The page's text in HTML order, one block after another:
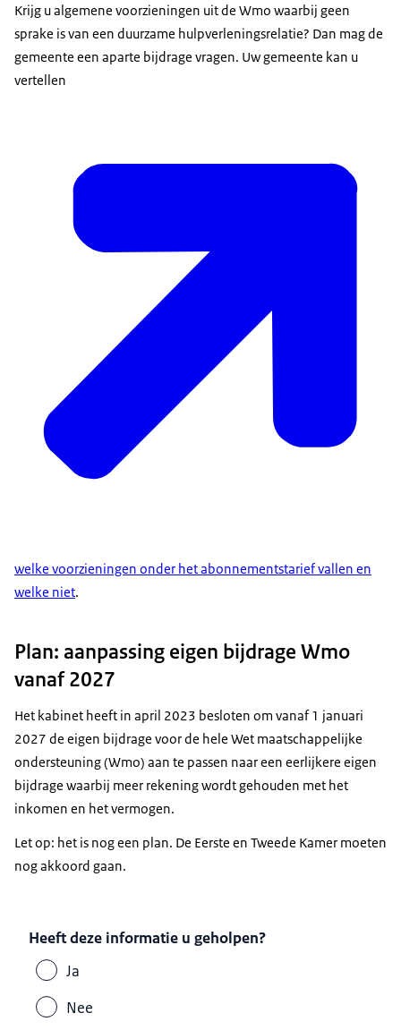
Krijg u algemene voorzieningen uit de Wmo waarbij geen
sprake is van een duurzame hulpverleningsrelatie? Dan mag de
gemeente een aparte bijdrage vragen. Uw gemeente kan u
vertellen
welke voorzieningen onder het abonnementstarief vallen en
welke niet.
Plan: aanpassing eigen bijdrage Wmo
vanaf 2027
Het kabinet heeft in april 2023 besloten om vanaf 1 januari
2027 de eigen bijdrage voor de hele Wet maatschappelijke
ondersteuning (Wmo) aan te passen naar een eerlijkere eigen
bijdrage waarbij meer rekening wordt gehouden met het
inkomen en het vermogen.
Let op: het is nog een plan. De Eerste en Tweede Kamer moeten
nog akkoord gaan.
Heeft deze informatie u geholpen?
Ja
Nee